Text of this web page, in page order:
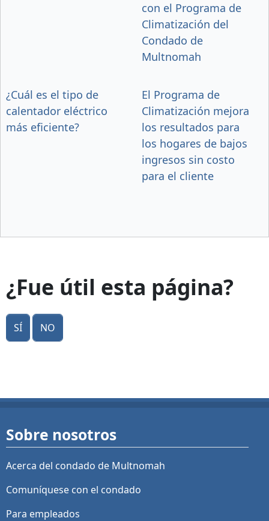
con el Programa de
Climatización del
Condado de
Multnomah
¿Cuál es el tipo de
calentador eléctrico
más eficiente?
El Programa de
Climatización mejora
los resultados para
los hogares de bajos
ingresos sin costo
para el cliente
¿Fue útil esta página?
Sí No
Sobre nosotros
Acerca del condado de Multnomah
Comuníquese con el condado
Para empleados